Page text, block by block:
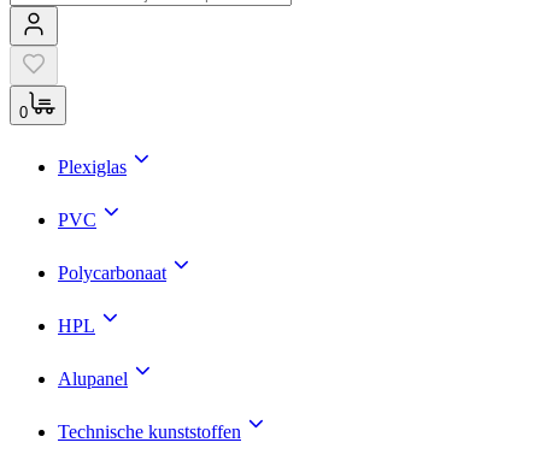
0
Plexiglas
PVC
Polycarbonaat
HPL
Alupanel
Technische kunststoffen